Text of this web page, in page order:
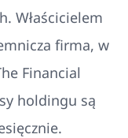
Właścicielem
firma, w
Financial
holdingu są